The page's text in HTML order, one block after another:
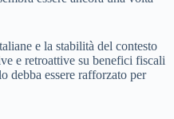
e la stabilità del contesto
e retroattive su benefici fiscali
debba essere rafforzato per